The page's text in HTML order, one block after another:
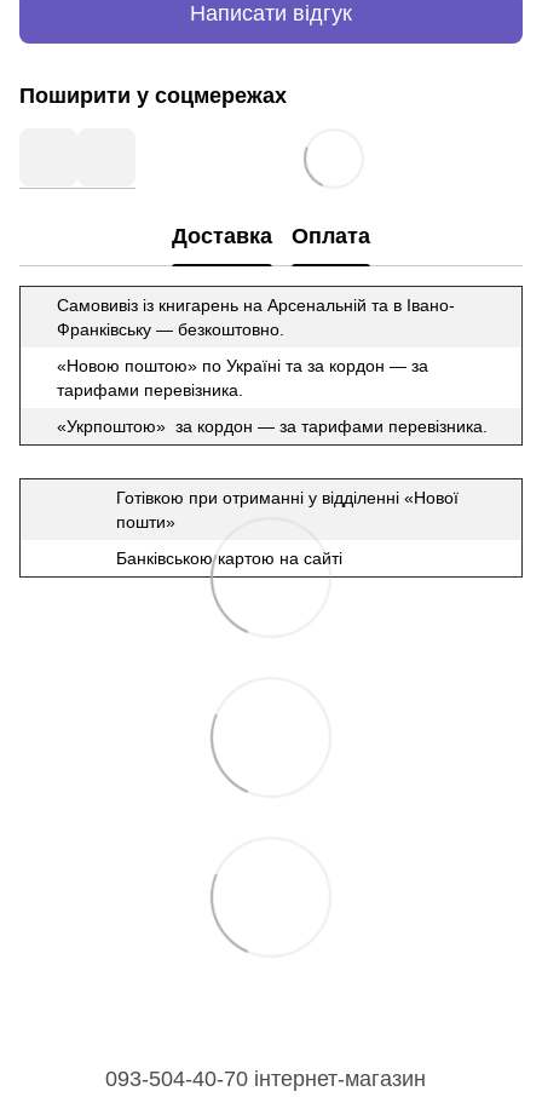
Написати відгук
Поширити у соцмережах
Доставка Оплата
Самовивіз із книгарень на Арсенальній та в Івано-
Франківську — безкоштовно.
«Новою поштою» по Україні та за кордон — за
тарифами перевізника.
«Укрпоштою» за кордон — за тарифами перевізника.
Готівкою при отриманні у відділенні «Нової
пошти»
Банківською картою на сайті
093-504-40-70 інтернет-магазин